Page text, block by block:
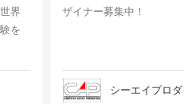
界
を
ザイナー募集中！
シーエイプロ